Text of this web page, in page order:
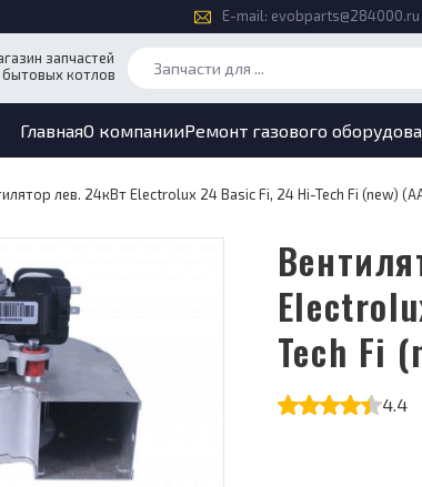
E-mail: evobparts@284000.ru
запчастей
бытовых котлов
ГлавнаяО компанииРемонт газового
лев. 24кВт Electrolux 24 Basic Fi, 24 Hi-Tech Fi (new)
Вентилятор лев. 24кВт
Tech Fi
4.4